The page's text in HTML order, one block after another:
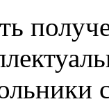
с